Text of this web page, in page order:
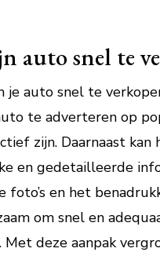
auto snel te
auto snel te
te adverteren op
zijn. Daarnaast
en gedetailleerde
en het
om snel en
deze aanpak